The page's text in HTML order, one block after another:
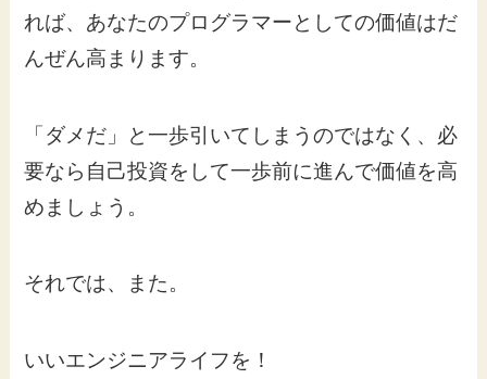
れば、あなたのプログラマーとしての価値はだ
んぜん高まります。
「ダメだ」と一歩引いてしまうのではなく、必
要なら自己投資をして一歩前に進んで価値を高
めましょう。
それでは、また。
いいエンジニアライフを！